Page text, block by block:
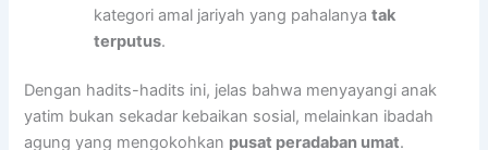
kategori amal jariyah yang pahalanyatak
terputus.
Dengan hadits-hadits ini, jelas bahwa menyayangi anak
yatim bukan sekadar kebaikan sosial, melainkan ibadah
agung yang mengokohkan pusat peradaban umat.